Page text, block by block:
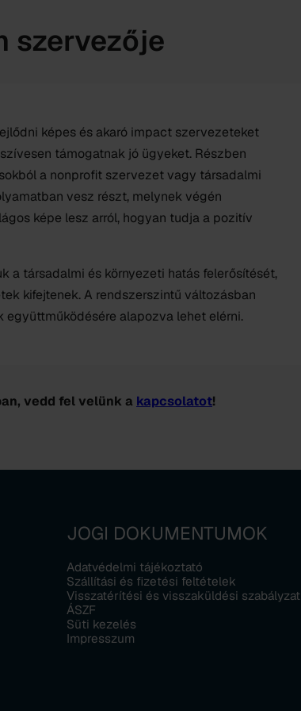
szervezője
képes és akaró impact szervezeteket
támogatnak jó ügyeket. Részben
a nonprofit szervezet vagy társadalmi
vesz részt, melynek végén
képe lesz arról, hogyan tudja a pozitív
a társadalmi és környezeti hatás felerősítését,
kifejtenek. A rendszerszintű változásban
együttműködésére alapozva lehet elérni.
vedd fel velünk a kapcsolatot!
JOGI DOKUMENTUMOK
Adatvédelmi tájékoztató
Szállítási és fizetési feltételek
Visszatérítési és visszaküldési szabályzat
ÁSZF
Süti kezelés
Impresszum